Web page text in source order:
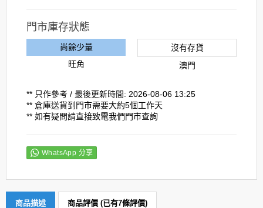
門市庫存狀態
尚餘少量
旺角
沒有存貨
澳門
** 只作參考 / 最後更新時間: 2026-08-06 13:25
** 倉庫送貨到門市需要大約5個工作天
** 如有疑問請直接致電我們門市查詢
WhatsApp 分享
商品描述 商品評價 (已有7條評價)